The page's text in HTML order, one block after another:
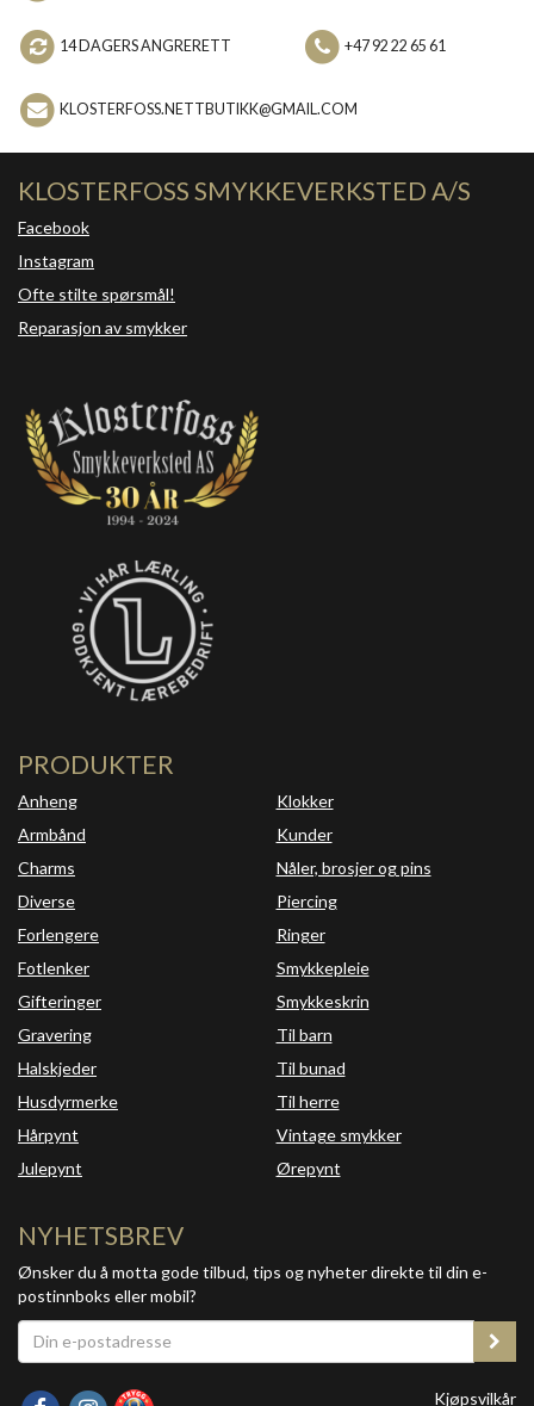
14 DAGERS ANGRERETT +47 92 22 65 61
KLOSTERFOSS.NETTBUTIKK@GMAIL.COM
KLOSTERFOSS SMYKKEVERKSTED A/S
Facebook
Instagram
Ofte stilte spørsmål!
Reparasjon av smykker
PRODUKTER
Anheng
Armbånd
Charms
Diverse
Forlengere
Fotlenker
Gifteringer
Gravering
Halskjeder
Husdyrmerke
Hårpynt
Julepynt
Klokker
Kunder
Nåler, brosjer og pins
Piercing
Ringer
Smykkepleie
Smykkeskrin
Til barn
Til bunad
Til herre
Vintage smykker
Ørepynt
NYHETSBREV
Ønsker du å motta gode tilbud, tips og nyheter direkte til din e-
postinnboks eller mobil?
Kjøpsvilkår